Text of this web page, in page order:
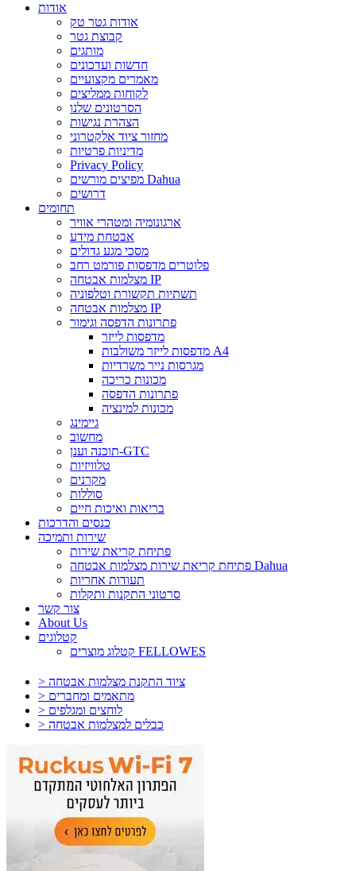
אודות
אודות גטר טק
קבוצת גטר
מותגים
חדשות ועדכונים
מאמרים מקצועיים
לקוחות ממליצים
הסרטונים שלנו
הצהרת נגישות
מחזור ציוד אלקטרוני
מדיניות פרטיות
Privacy Policy
מפיצים מורשים Dahua
דרושים
תחומים
ארגונומיה ומטהרי אוויר
אבטחת מידע
מסכי מגע גדולים
פלוטרים מדפסות פורמט רחב
מצלמות אבטחה IP
תשתיות תקשורת וטלפוניה
מצלמות אבטחה IP
פתרונות הדפסה וגימור
מדפסות לייזר
מדפסות לייזר משולבות A4
מגרסות נייר משרדיות
מכונות כריכה
פתרונות הדפסה
מכונות למינציה
גיימינג
מחשוב
תוכנה וענן-GTC
טלוויזיות
מקרנים
סוללות
בריאות ואיכות חיים
כנסים והדרכות
שירות ותמיכה
פתיחת קריאת שירות
פתיחת קריאת שירות מצלמות אבטחה Dahua
תעודות אחריות
סרטוני התקנות ותקלות
צור קשר
About Us
קטלוגים
קטלוג מוצרים FELLOWES
> ציוד התקנת מצלמות אבטחה
> מתאמים ומחברים
> לוחצים ומגלפים
> כבלים למצלמות אבטחה